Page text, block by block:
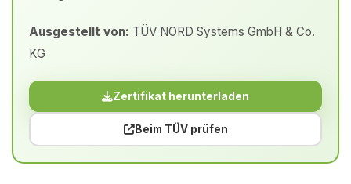
Ausgestellt von: TÜV NORD Systems GmbH & Co.
KG
Zertifikat herunterladen
Beim TÜV prüfen